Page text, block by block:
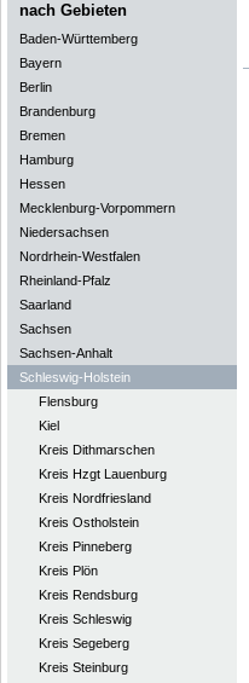
nach Gebieten
Baden-Württemberg
Bayern
Berlin
Brandenburg
Bremen
Hamburg
Hessen
Mecklenburg-Vorpommern
Niedersachsen
Nordrhein-Westfalen
Rheinland-Pfalz
Saarland
Sachsen
Sachsen-Anhalt
Schleswig-Holstein
Flensburg
Kiel
Kreis Dithmarschen
Kreis Hzgt Lauenburg
Kreis Nordfriesland
Kreis Ostholstein
Kreis Pinneberg
Kreis Plön
Kreis Rendsburg
Kreis Schleswig
Kreis Segeberg
Kreis Steinburg